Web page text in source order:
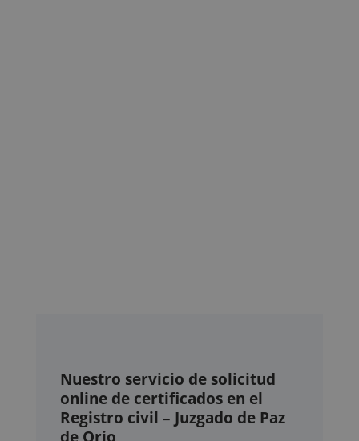
Nuestro servicio de solicitud
online de certificados en el
Registro civil – Juzgado de Paz
de Orio